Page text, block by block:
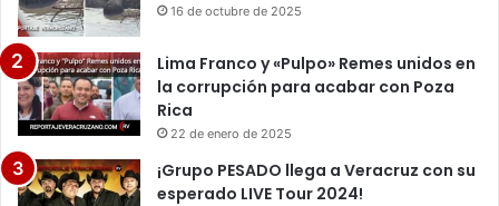
16 de octubre de 2025
Lima Franco y «Pulpo» Remes unidos en
la corrupción para acabar con Poza
Rica
22 de enero de 2025
¡Grupo PESADO llega a Veracruz con su
esperado LIVE Tour 2024!